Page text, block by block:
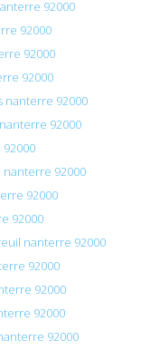
92000
92000
92000
92000
nanterre 92000
92000
nanterre 92000
92000
92000
nanterre 92000
92000
92000
92000
92000